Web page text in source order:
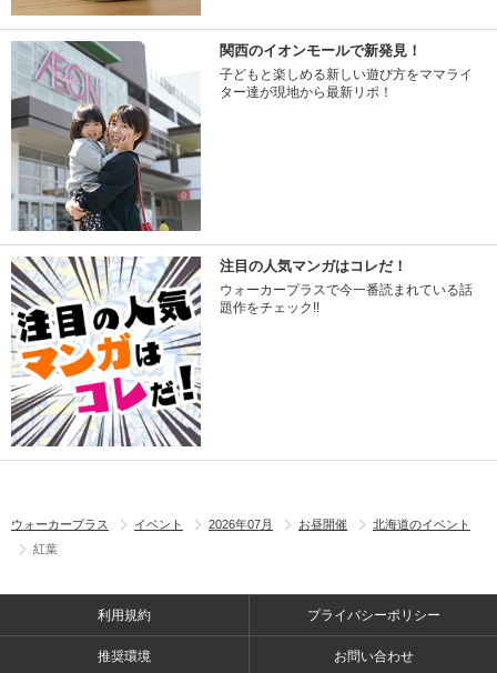
関西のイオンモールで新発見！
子どもと楽しめる新しい遊び方をママライ
ター達が現地から最新リポ！
注目の人気マンガはコレだ！
ウォーカープラスで今一番読まれている話
題作をチェック!!
ウォーカープラス イベント 2026年07月 お昼開催
北海道のイベント
紅葉
利用規約 プライバシーポリシー
推奨環境 お問い合わせ